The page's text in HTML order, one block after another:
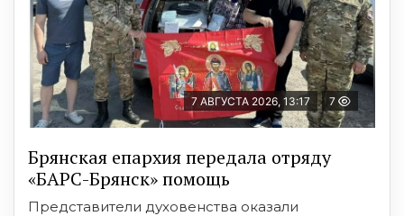
7 АВГУСТА 2026, 13:17 7
Брянская епархия передала отряду
«БАРС-Брянск» помощь
Представители духовенства оказали